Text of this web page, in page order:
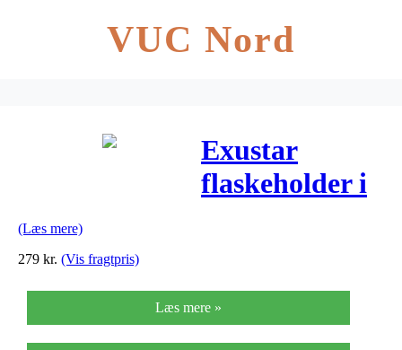
VUC Nord
Exustar
flaskeholder i
(Læs mere)
279 kr. (Vis fragtpris)
Læs mere »